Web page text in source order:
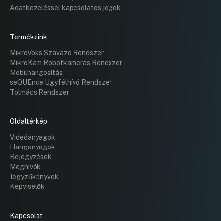
Adatkezeléssel kapcsolatos jogok
Termékeink
MikroVoks Szavazó Rendszer
MikroKam Robotkamerás Rendszer
Mobilhangosítás
seQUEnce Ügyfélhívó Rendszer
Tolmács Rendszer
Oldaltérkép
Videóanyagok
Hanganyagok
Bejegyzések
Meghívók
Jegyzőkönyvek
Képviselők
Kapcsolat